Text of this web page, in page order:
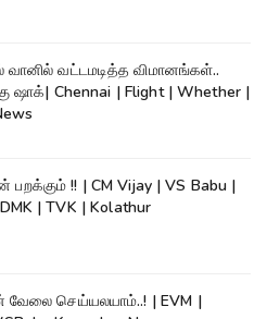
வட்டமடித்த விமானங்கள்..
ஷாக்| Chennai | Flight | Whether |
Vijay | VS Babu |
| TVK | Kolathur
வேலை செய்யலயாம்..! | EVM |